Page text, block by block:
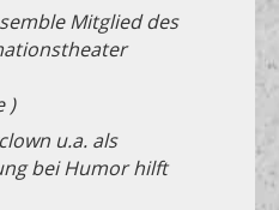
Mitglied des
)
u.a. als
bei Humor hilft